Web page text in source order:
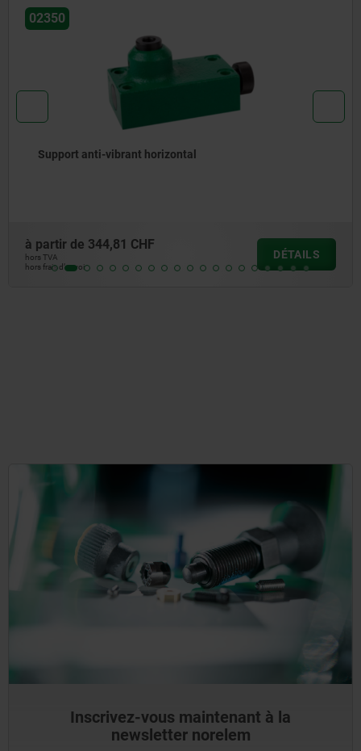
Vérin réglable
à partir de 38,11 CHF
hors frais d’envoi
DÉTAILS
Inscrivez-vous maintenant à la
newsletter norelem